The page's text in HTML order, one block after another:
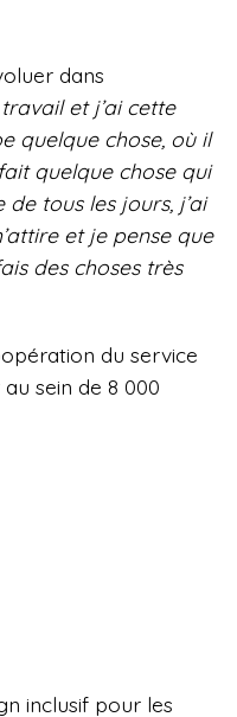
dans
et j’ai cette
quelque chose, où il
quelque chose qui
de tous les jours, j’ai
et je pense que
des choses très
du service
sein de 8 000
inclusif pour les